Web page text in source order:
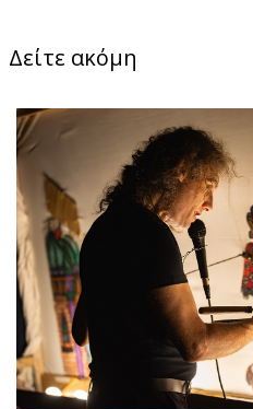
Δείτε ακόμη